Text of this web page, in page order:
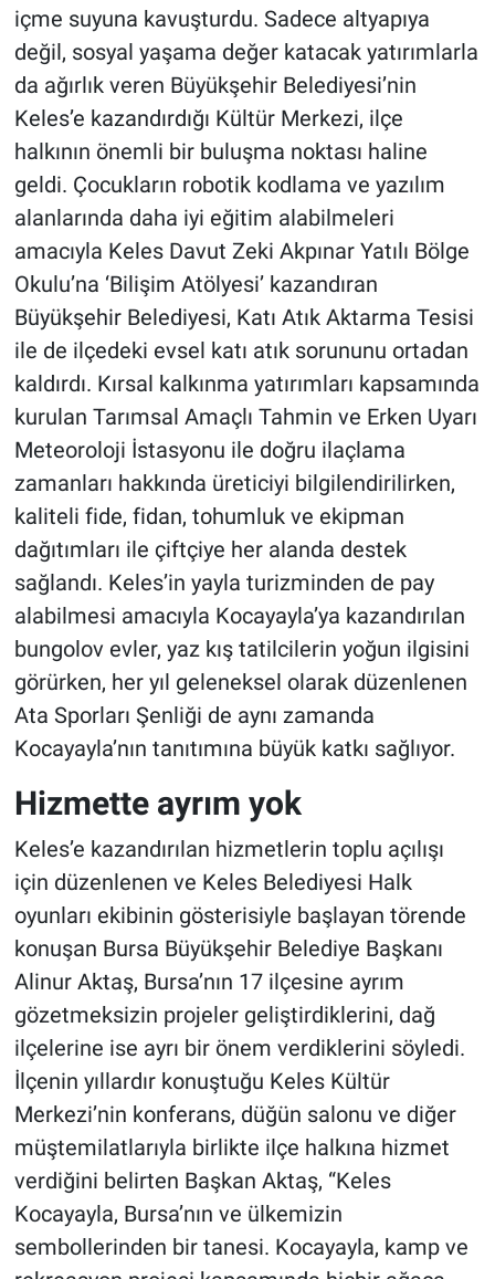
içme suyuna kavuşturdu. Sadece altyapıya
değil, sosyal yaşama değer katacak yatırımlarla
da ağırlık veren Büyükşehir Belediyesi’nin
Keles’e kazandırdığı Kültür Merkezi, ilçe
halkının önemli bir buluşma noktası haline
geldi. Çocukların robotik kodlama ve yazılım
alanlarında daha iyi eğitim alabilmeleri
amacıyla Keles Davut Zeki Akpınar Yatılı Bölge
Okulu’na ‘Bilişim Atölyesi’ kazandıran
Büyükşehir Belediyesi, Katı Atık Aktarma Tesisi
ile de ilçedeki evsel katı atık sorununu ortadan
kaldırdı. Kırsal kalkınma yatırımları kapsamında
kurulan Tarımsal Amaçlı Tahmin ve Erken Uyarı
Meteoroloji İstasyonu ile doğru ilaçlama
zamanları hakkında üreticiyi bilgilendirilirken,
kaliteli fide, fidan, tohumluk ve ekipman
dağıtımları ile çiftçiye her alanda destek
sağlandı. Keles’in yayla turizminden de pay
alabilmesi amacıyla Kocayayla’ya kazandırılan
bungolov evler, yaz kış tatilcilerin yoğun ilgisini
görürken, her yıl geleneksel olarak düzenlenen
Ata Sporları Şenliği de aynı zamanda
Kocayayla’nın tanıtımına büyük katkı sağlıyor.
Hizmette ayrım yok
Keles’e kazandırılan hizmetlerin toplu açılışı
için düzenlenen ve Keles Belediyesi Halk
oyunları ekibinin gösterisiyle başlayan törende
konuşan Bursa Büyükşehir Belediye Başkanı
Alinur Aktaş, Bursa’nın 17 ilçesine ayrım
gözetmeksizin projeler geliştirdiklerini, dağ
ilçelerine ise ayrı bir önem verdiklerini söyledi.
İlçenin yıllardır konuştuğu Keles Kültür
Merkezi’nin konferans, düğün salonu ve diğer
müştemilatlarıyla birlikte ilçe halkına hizmet
verdiğini belirten Başkan Aktaş, “Keles
Kocayayla, Bursa’nın ve ülkemizin
sembollerinden bir tanesi. Kocayayla, kamp ve